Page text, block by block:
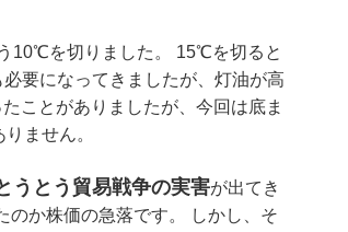
10℃を切りました。 15℃を切ると
要になってきましたが、灯油が高
ことがありましたが、今回は底ま
ません。
うとう貿易戦争の実害が出てき
のか株価の急落です。 しかし、そ